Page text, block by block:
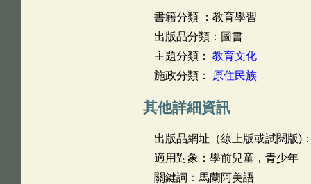
書籍分類 ：教育學習
出版品分類：圖書
主題分類： 教育文化
施政分類：
原住民族
其他詳細資訊
出版品網址（線上版或試閱版)
適用對象：學前兒童，青少年
關鍵詞：馬蘭阿美語